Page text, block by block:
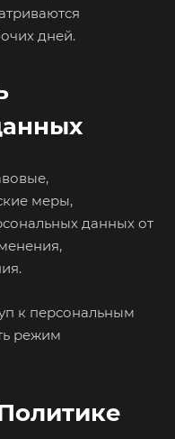
дней.
меры,
данных от
к персональным
режим